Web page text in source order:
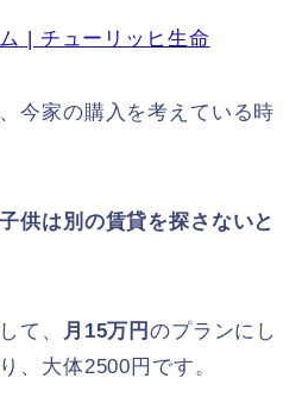
| チューリッヒ生命
今家の購入を考えている時
供は別の賃貸を探さないと
て、 月15万円のプランにし
、大体2500円です。